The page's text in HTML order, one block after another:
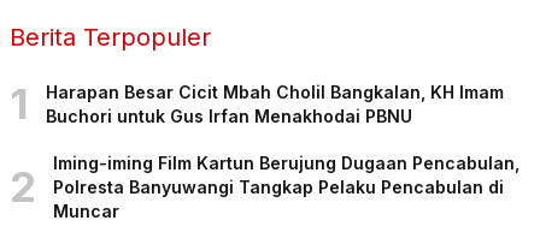
Berita Terpopuler
1
Harapan Besar Cicit Mbah Cholil Bangkalan, KH Imam
Buchori untuk Gus Irfan Menakhodai PBNU
2
Iming-iming Film Kartun Berujung Dugaan Pencabulan,
Polresta Banyuwangi Tangkap Pelaku Pencabulan di
Muncar